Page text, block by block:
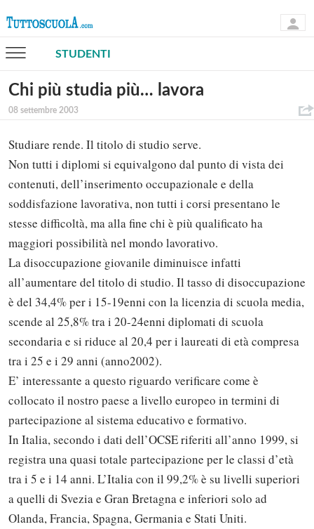
STUDENTI
Chi più studia più… lavora
08 settembre 2003
Studiare rende. Il titolo di studio serve.
Non tutti i diplomi si equivalgono dal punto di vista dei
contenuti, dell’inserimento occupazionale e della
soddisfazione lavorativa, non tutti i corsi presentano le
stesse difficoltà, ma alla fine chi è più qualificato ha
maggiori possibilità nel mondo lavorativo.
La disoccupazione giovanile diminuisce infatti
all’aumentare del titolo di studio. Il tasso di disoccupazione
è del 34,4% per i 15-19enni con la licenzia di scuola media,
scende al 25,8% tra i 20-24enni diplomati di scuola
secondaria e si riduce al 20,4 per i laureati di età compresa
tra i 25 e i 29 anni (anno2002).
E’ interessante a questo riguardo verificare come è
collocato il nostro paese a livello europeo in termini di
partecipazione al sistema educativo e formativo.
In Italia, secondo i dati dell’OCSE riferiti all’anno 1999, si
registra una quasi totale partecipazione per le classi d’età
tra i 5 e i 14 anni. L’Italia con il 99,2% è su livelli superiori
a quelli di Svezia e Gran Bretagna e inferiori solo ad
Olanda, Francia, Spagna, Germania e Stati Uniti.